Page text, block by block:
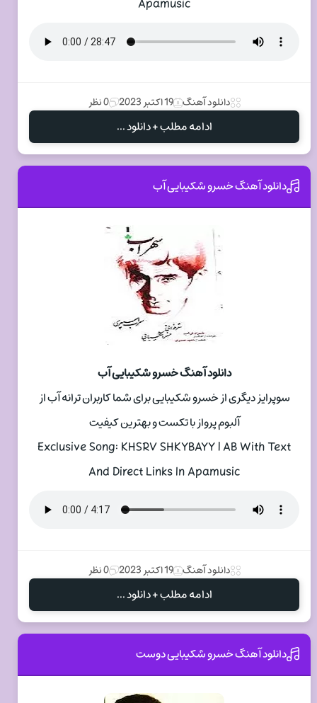
Apamusic
دانلود آهنگ 19 اکتبر 2023 0 نظر
ادامه مطلب + دانلود ...
دانلود آهنگ خسرو شکیبایی آب
دانلود آهنگ خسرو شکیبایی آب
سوپرایز دیگری از خسرو شکیبایی برای شما کاربران ترانه آب از
آلبوم پرواز با تکست و بهترین کیفیت
Exclusive Song: KHSRV SHKYBAYY | AB With Text
And Direct Links In Apamusic
دانلود آهنگ 19 اکتبر 2023 0 نظر
ادامه مطلب + دانلود ...
دانلود آهنگ خسرو شکیبایی دوست